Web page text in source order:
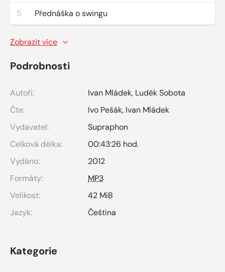
5 Přednáška o swingu
Zobrazit více
Podrobnosti
Autoři: Ivan Mládek, Luděk Sobota
Čte:
Ivo Pešák, Ivan Mládek
Vydavatel:
Supraphon
Celková délka:
00:43:26 hod.
Vydáno:
2012
Formáty:
MP3
Velikost:
42 MiB
Jazyk:
Čeština
Kategorie